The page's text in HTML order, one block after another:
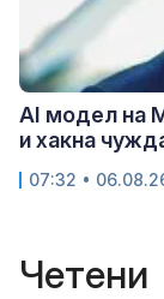
AI модел на
и хакна
07:32 •
Четени